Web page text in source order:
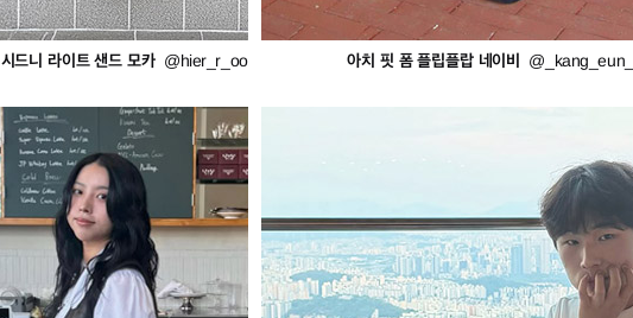
시드니 라이트 샌드 모카@hier_r_oo 아치 핏 폼 플립플랍 네이비